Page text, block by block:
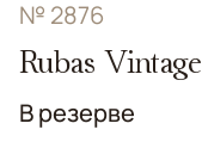
№ 2876
Rubas Vintage
В резерве